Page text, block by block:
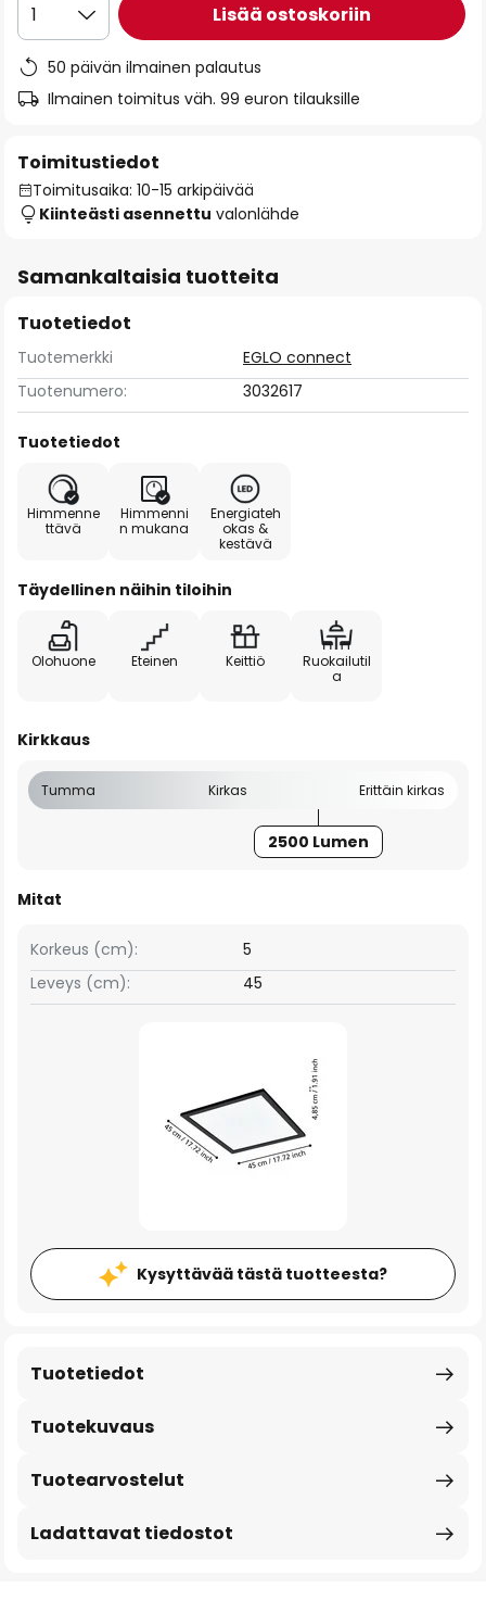
1 Lisää ostoskoriin
50 päivän ilmainen palautus
Ilmainen toimitus väh. 99 euron tilauksille
Toimitustiedot
Toimitusaika: 10-15 arkipäivää
Kiinteästi asennettu valonlähde
Samankaltaisia tuotteita
Tuotetiedot
Tuotemerkki
EGLO connect
Tuotenumero:
3032617
Tuotetiedot
Himmenne
ttävä
Himmenni
n mukana
Energiateh
okas &
kestävä
Täydellinen näihin tiloihin
Olohuone Eteinen Keittiö
Ruokailutil
a
Kirkkaus
Tumma Kirkas Erittäin kirkas
2500 Lumen
Mitat
Leveys (cm): 45
Korkeus (cm): 5
Kysyttävää tästä tuotteesta?
Tuotekuvaus
Tuotetiedot
Tuotearvostelut
Ladattavat tiedostot